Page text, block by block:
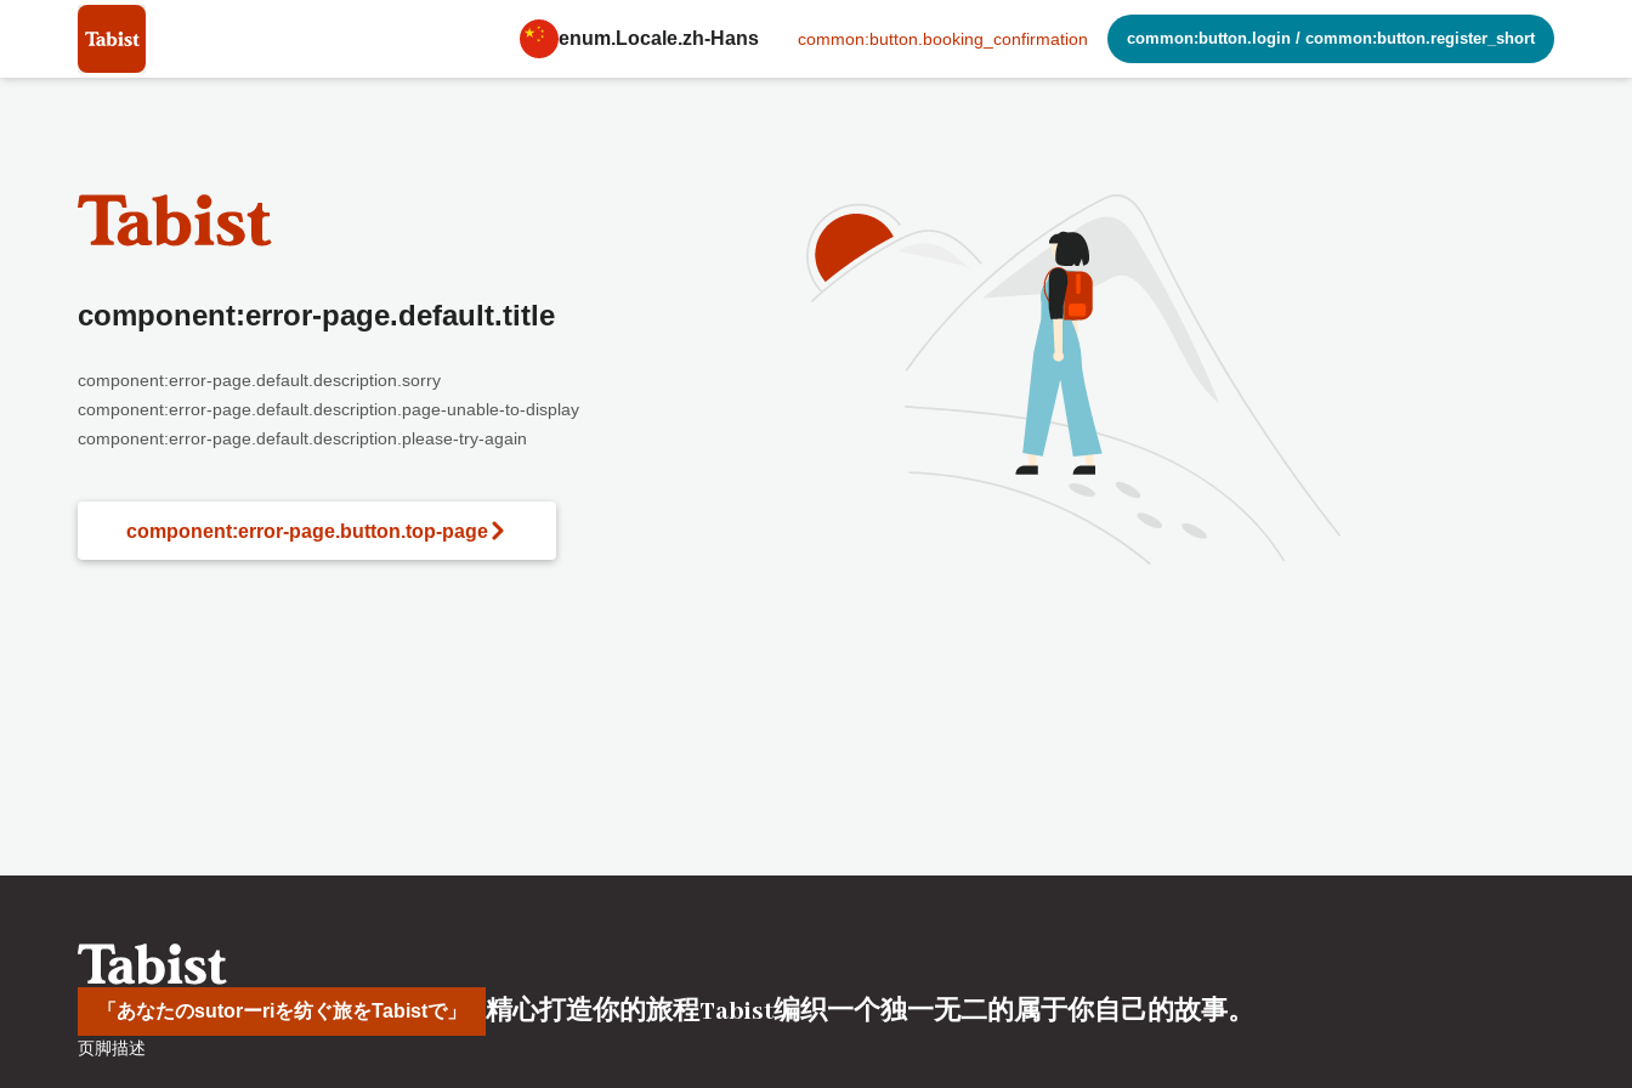
enum.Locale.zh-Hans common:button.booking_confirmation common:button.login / common:button.register_short
component:error-page.default.title
component:error-page.default.description.sorry
component:error-page.default.description.page-unable-to-display
component:error-page.default.description.please-try-again
component:error-page.button.top-page
「あなたのsutorーriを纺ぐ旅をTabistで」 精心打造你的旅程Tabist编织一个独一无二的属于你自己的故事。
页脚描述